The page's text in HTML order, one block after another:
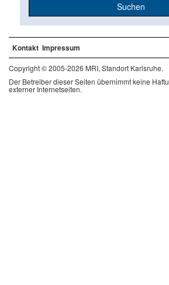
Suchen
Kontakt Impressum
Copyright © 2005-2026 MRI, Standort Karlsruhe.
Der Betreiber dieser Seiten übernimmt keine
externer Internetseiten.